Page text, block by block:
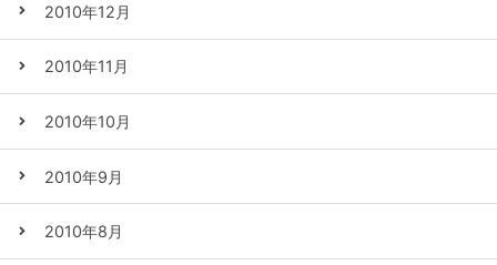
2010年12月
2010年11月
2010年10月
2010年9月
2010年8月